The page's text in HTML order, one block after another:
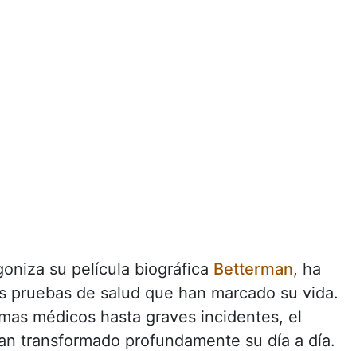
su película biográfica Betterman, ha
de salud que han marcado su vida.
médicos hasta graves incidentes, el
transformado profundamente su día a día.